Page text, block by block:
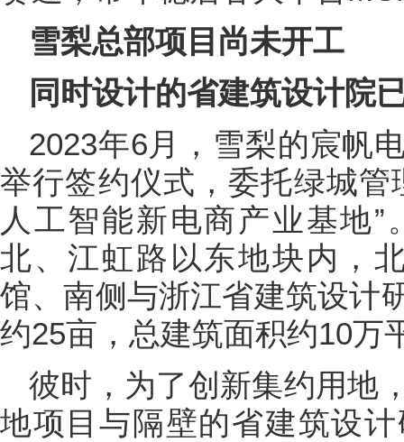
雪梨总部项目尚未开工
同时设计的省建筑设计院
2023年6月，雪梨的宸帆
举行签约仪式，委托绿城
人工智能新电商产业基地
北、江虹路以东地块内，
馆、南侧与浙江省建筑设计
约25亩，总建筑面积约10万
彼时，为了创新集约用地
地项目与隔壁的省建筑设